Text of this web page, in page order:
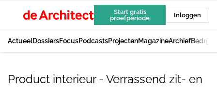
Start gratis
proefperiode
Inloggen
ActueelDossiersFocusPodcastsProjectenMagazineArchief
Product interieur - Verrassend zit- en